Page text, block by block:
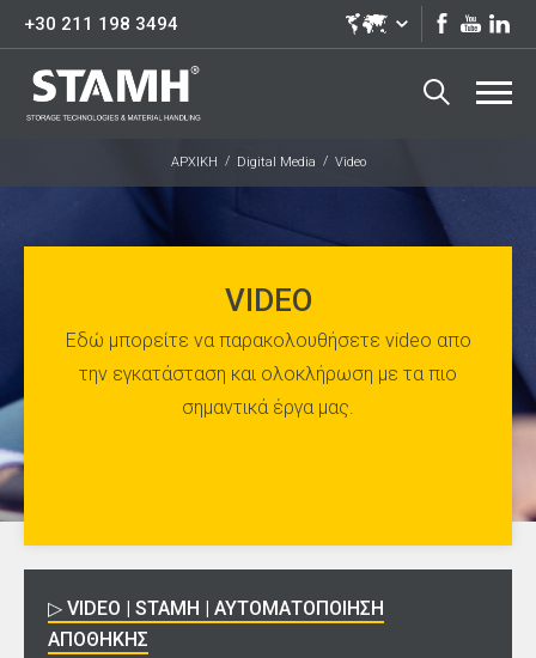
+30 211 198 3494
ΑΡΧΙΚΗ Digital Media Video
VIDEO
Εδώ μπορείτε να παρακολουθήσετε video απο
την εγκατάσταση και ολοκλήρωση με τα πιο
σημαντικά έργα μας.
▷ VIDEO | STAMH | ΑΥΤΟΜΑΤΟΠΟΙΗΣΗ
ΑΠΟΘΗΚΗΣ